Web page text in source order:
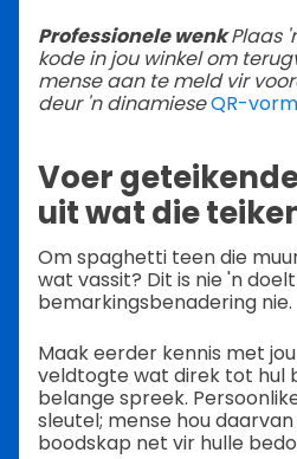
Professionele wenkPlaas
kode in jou winkel om
mense aan te meld vir
deur 'n dinamieseQR-
Voer
uit wat die
Om spaghetti teen die
wat vassit? Dit is nie 'n
bemarkingsbenadering nie.
Maak eerder kennis met
veldtogte wat direk tot hul
belange spreek.
sleutel; mense hou
boodskap net vir hulle